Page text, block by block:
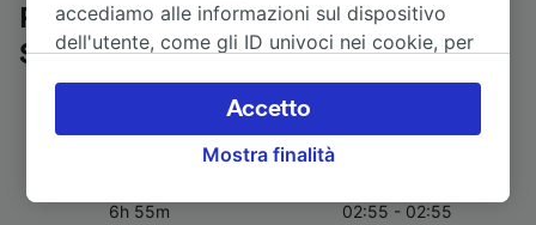
Pullman da Linz a Aeroporto
Stoccarda
6h 55m
02:55 - 02:55
accediamo alle informazioni sul dispositivo
dell'utente, come gli ID univoci nei cookie, per
accettare o gestire le proprie scelte facendo
clic di seguito, tra cui il proprio diritto di
opporsi sulla base di un interesse legittimo o
dell'informativa sulla privacy. Queste scelte
Mostra finalità
Accetto